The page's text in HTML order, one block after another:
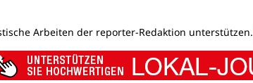
Arbeiten der reporter-Redaktion unterstützen.